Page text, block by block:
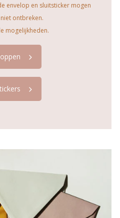
envelop en sluitsticker mogen
ontbreken.
mogelijkheden.